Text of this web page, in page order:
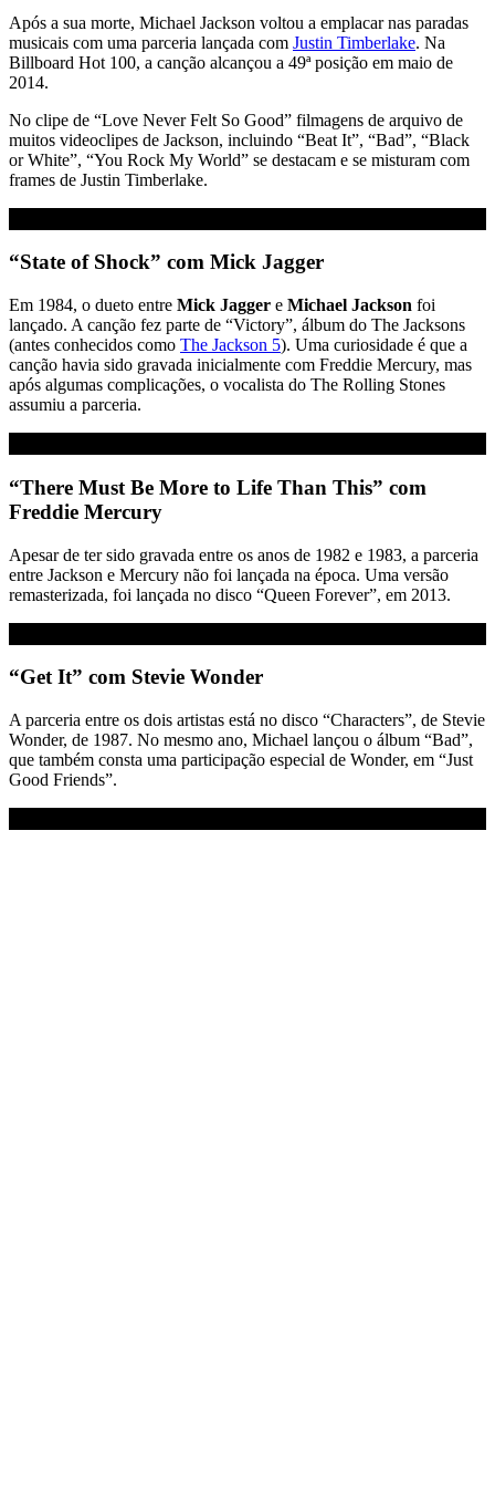
Após a sua morte, Michael Jackson voltou a emplacar nas paradas
musicais com uma parceria lançada com Justin Timberlake. Na
Billboard Hot 100, a canção alcançou a 49ª posição em maio de
2014.
No clipe de “Love Never Felt So Good” filmagens de arquivo de
muitos videoclipes de Jackson, incluindo “Beat It”, “Bad”, “Black
or White”, “You Rock My World” se destacam e se misturam com
frames de Justin Timberlake.
“State of Shock” com Mick Jagger
Em 1984, o dueto entre Mick Jagger e Michael Jackson foi
lançado. A canção fez parte de “Victory”, álbum do The Jacksons
(antes conhecidos como The Jackson 5). Uma curiosidade é que a
canção havia sido gravada inicialmente com Freddie Mercury, mas
após algumas complicações, o vocalista do The Rolling Stones
assumiu a parceria.
“There Must Be More to Life Than This” com
Freddie Mercury
Apesar de ter sido gravada entre os anos de 1982 e 1983, a parceria
entre Jackson e Mercury não foi lançada na época. Uma versão
remasterizada, foi lançada no disco “Queen Forever”, em 2013.
“Get It” com Stevie Wonder
A parceria entre os dois artistas está no disco “Characters”, de Stevie
Wonder, de 1987. No mesmo ano, Michael lançou o álbum “Bad”,
que também consta uma participação especial de Wonder, em “Just
Good Friends”.